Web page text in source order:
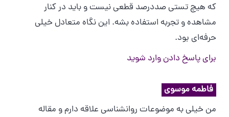
که هیچ تستی صددرصد قطعی نیست و باید در کنار
مشاهده و تجربه استفاده بشه. این نگاه متعادل خیلی
حرفه‌ای بود.
برای پاسخ دادن وارد شوید
فاطمه موسوی
من خیلی به موضوعات روانشناسی علاقه دارم و مقاله